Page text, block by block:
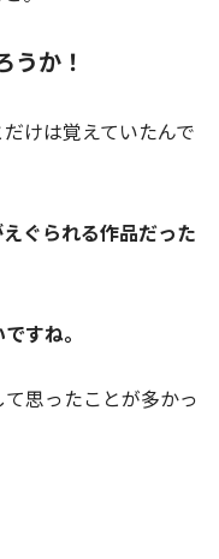
うか！
けは覚えていたんで
ぐられる作品だった
すね。
思ったことが多かっ